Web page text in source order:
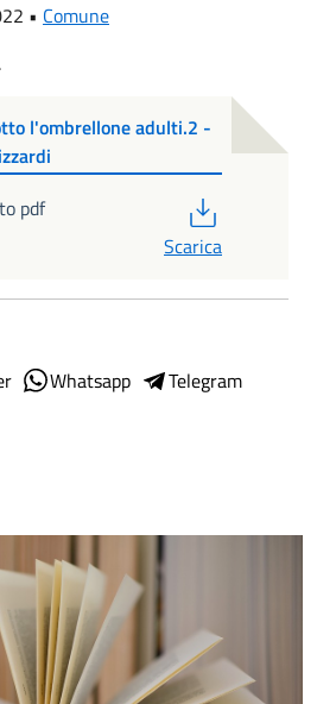
• Comune
l'ombrellone adulti.2 -
pdf
Scarica
Whatsapp
Telegram